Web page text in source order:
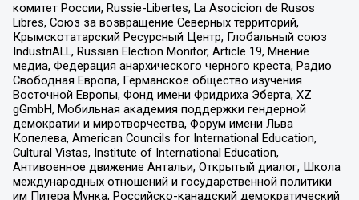
комитет России, Russie-Libertes, La Asocicion de Rusos
Libres, Союз за возвращение Северных территорий,
Крымскотатарский Ресурсный Центр, Глобальный союз
IndustriALL, Russian Election Monitor, Article 19, Мнение
медиа, Федерация анархического черного креста, Радио
Свободная Европа, Германское общество изучения
Восточной Европы, Фонд имени Фридриха Эберта, XZ
gGmbH, Мобильная академия поддержки гендерной
демократии и миротворчества, Форум имени Льва
Копелева, American Councils for International Education,
Cultural Vistas, Institute of International Education,
Антивоенное движение Антальи, Открытый диалог, Школа
международных отношений и государственной политики
им Питера Мунка, Российско-канадский демократический